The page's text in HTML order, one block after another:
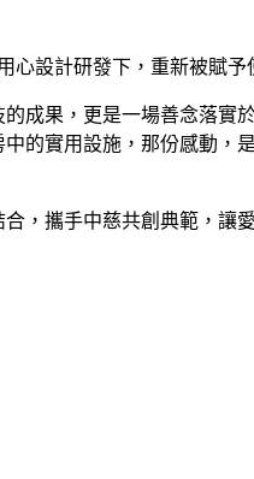
設計研發下，重新被賦
成果，更是一場善念落實
的實用設施，那份感動
，攜手中慈共創典範，讓